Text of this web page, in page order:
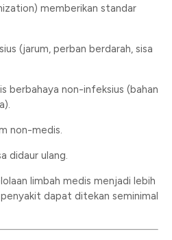
memberikan standar
(jarum, perban berdarah, sisa
berbahaya non-infeksius (bahan
non-medis.
didaur ulang.
limbah medis menjadi lebih
dapat ditekan seminimal